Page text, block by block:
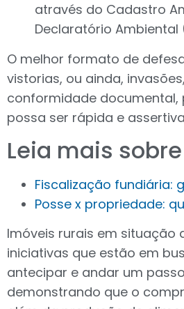
através do Cadastro
Declaratório Ambiental
O melhor formato de
vistorias, ou ainda,
conformidade documental,
possa ser rápida e
Leia mais
Fiscalização fundiária:
Posse x propriedade:
Imóveis rurais em situação
iniciativas que estão em
antecipar e andar um
demonstrando que o